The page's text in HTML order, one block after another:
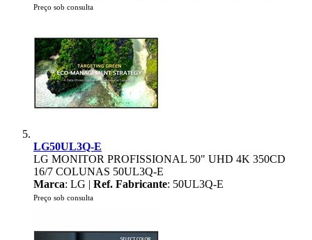
Preço sob consulta
LG50UL3Q-E
LG MONITOR PROFISSIONAL 50" UHD 4K 350CD
16/7 COLUNAS 50UL3Q-E
Marca: LG | Ref. Fabricante: 50UL3Q-E
Preço sob consulta